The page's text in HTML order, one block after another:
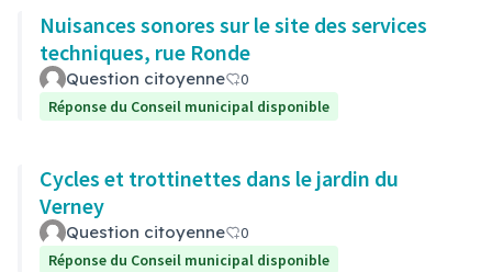
Nuisances sonores sur le site des services
techniques, rue Ronde
Question citoyenne
0
Réponse du Conseil municipal disponible
Cycles et trottinettes dans le jardin du
Verney
Question citoyenne
0
Réponse du Conseil municipal disponible